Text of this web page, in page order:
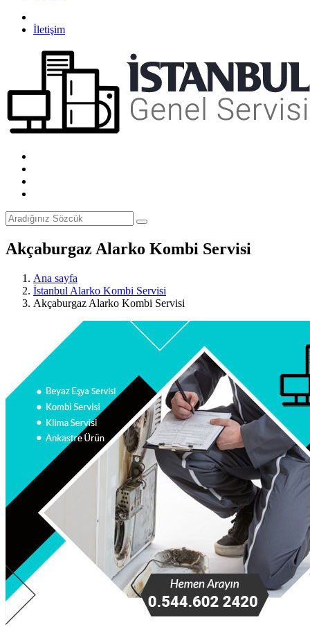
İletişim
Akçaburgaz Alarko Kombi Servisi
Ana sayfa
İstanbul Alarko Kombi Servisi
Akçaburgaz Alarko Kombi Servisi